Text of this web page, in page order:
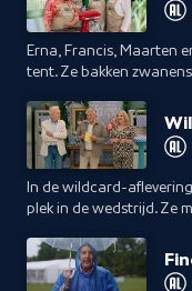
Erna, Francis, Maarten
tent. Ze bakken
In de wildcard-
plek in de wedstrijd. Ze